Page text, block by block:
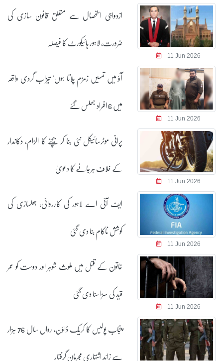
11 Jun 2026
ازدواجی استحصال سے متعلق قانون سازی کی
ضرورت، لاہور ہائیکورٹ کا فیصلہ
11 Jun 2026
آؤ میں تمہیں زمزم پلاتا ہوں‘ تیزاب گردی واقعہ
میں 6 افراد جھلس گئے
11 Jun 2026
پرانی موٹرسائیکل نئی بنا کر بیچنے کا الزام، دکاندار
کے خلاف ہرجانے کا دعویٰ
11 Jun 2026
ایف آئی اے لاہور کی کارروائی، جعلسازی کی
کوشش ناکام بنا دی گئی
11 Jun 2026
خاتون کے قتل میں ملوث شوہر اور دوست کو عمر
قید کی سزا سنا دی گئی
پنجاب پولیس کا کریک ڈاؤن، رواں سال 76 ہزار
سے زائد اشتہاری مجرمان گرفتار